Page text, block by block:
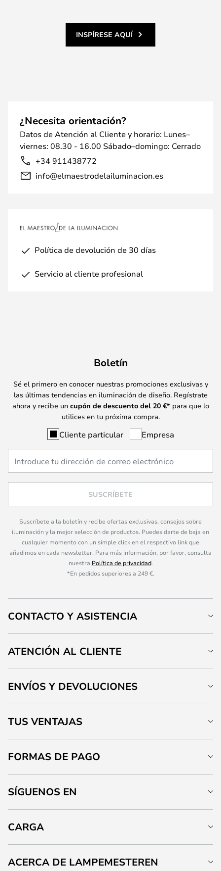
INSPÍRESE AQUÍ
¿Necesita orientación?
Datos de Atención al Cliente y horario: Lunes–
viernes: 08.30 - 16.00 Sábado–domingo: Cerrado
+34 911438772
info@elmaestrodelailuminacion.es
Política de devolución de 30 días
Servicio al cliente profesional
Boletín
Sé el primero en conocer nuestras promociones exclusivas y
las últimas tendencias en iluminación de diseño. Regístrate
ahora y recibe un cupón de descuento del 20 €* para que lo
utilices en tu próxima compra.
Cliente particular Empresa
SUSCRÍBETE
Suscríbete a la boletín y recibe ofertas exclusivas, consejos sobre
iluminación y la mejor selección de productos. Puedes darte de baja en
cualquier momento con un simple click en el respectivo link que
añadimos en cada newsletter. Para más información, por favor, consulta
nuestra Política de privacidad.
*En pedidos superiores a 249 €.
CONTACTO Y ASISTENCIA
ATENCIÓN AL CLIENTE
ENVÍOS Y DEVOLUCIONES
TUS VENTAJAS
FORMAS DE PAGO
SÍGUENOS EN
CARGA
ACERCA DE LAMPEMESTEREN